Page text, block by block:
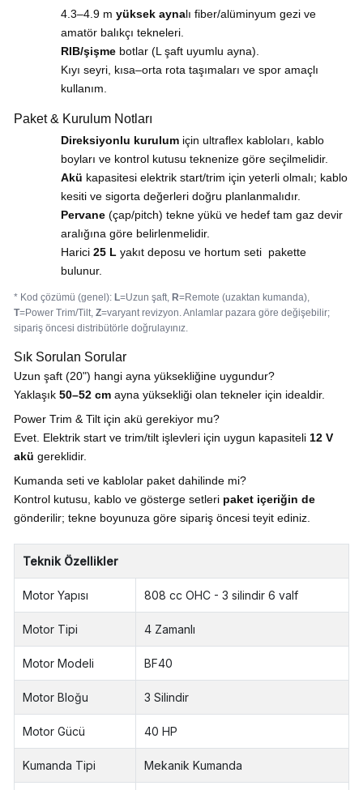
4.3–4.9 m yüksek aynalı fiber/alüminyum gezi ve
amatör balıkçı tekneleri.
RIB/şişmebotlar (L şaft uyumlu ayna).
Kıyı seyri, kısa–orta rota taşımaları ve spor amaçlı
kullanım.
Paket & Kurulum Notları
Direksiyonlu kurulumiçin ultraflex kabloları, kablo
boyları ve kontrol kutusu teknenize göre seçilmelidir.
Akü kapasitesi elektrik start/trim için yeterli olmalı; kablo
kesiti ve sigorta değerleri doğru planlanmalıdır.
Pervane(çap/pitch) tekne yükü ve hedef tam gaz devir
aralığına göre belirlenmelidir.
Harici 25 L yakıt deposu ve hortum seti pakette
bulunur.
* Kod çözümü (genel): L=Uzun şaft, R=Remote (uzaktan kumanda),
T=Power Trim/Tilt, Z=varyant revizyon. Anlamlar pazara göre değişebilir;
sipariş öncesi distribütörle doğrulayınız.
Sık Sorulan Sorular
Uzun şaft (20") hangi ayna yüksekliğine uygundur?
Yaklaşık 50–52 cmayna yüksekliği olan tekneler için idealdir.
Power Trim & Tilt için akü gerekiyor mu?
Evet. Elektrik start ve trim/tilt işlevleri için uygun kapasiteli 12 V
akü gereklidir.
Kumanda seti ve kablolar paket dahilinde mi?
Kontrol kutusu, kablo ve gösterge setleri paket içeriğin de
gönderilir; tekne boyunuza göre sipariş öncesi teyit ediniz.
Teknik Özellikler
Motor Yapısı 808 cc OHC - 3 silindir 6 valf
Motor Tipi 4 Zamanlı
Motor Modeli BF40
Motor Bloğu 3 Silindir
Motor Gücü 40 HP
Kumanda Tipi Mekanik Kumanda